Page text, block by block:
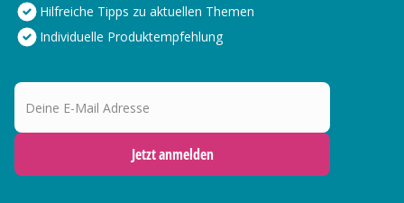
Hilfreiche Tipps zu aktuellen Themen
Individuelle Produktempfehlung
Deine E-Mail Adresse
Jetzt anmelden